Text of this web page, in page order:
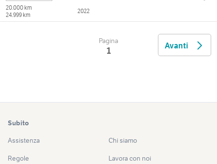
20.000 km
24.999 km
2022
Pagina
1 Avanti
Subito
Assistenza
Regole
Chi siamo
Lavora con noi